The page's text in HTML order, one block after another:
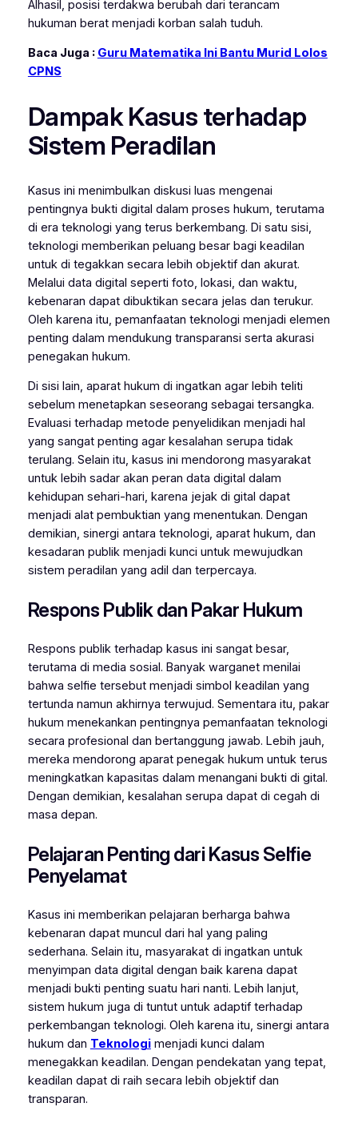
Alhasil, posisi terdakwa berubah dari terancam
hukuman berat menjadi korban salah tuduh.
Baca Juga : Guru Matematika Ini Bantu Murid Lolos
CPNS
Dampak Kasus terhadap
Sistem Peradilan
Kasus ini menimbulkan diskusi luas mengenai
pentingnya bukti digital dalam proses hukum, terutama
di era teknologi yang terus berkembang. Di satu sisi,
teknologi memberikan peluang besar bagi keadilan
untuk di tegakkan secara lebih objektif dan akurat.
Melalui data digital seperti foto, lokasi, dan waktu,
kebenaran dapat dibuktikan secara jelas dan terukur.
Oleh karena itu, pemanfaatan teknologi menjadi elemen
penting dalam mendukung transparansi serta akurasi
penegakan hukum.
Di sisi lain, aparat hukum di ingatkan agar lebih teliti
sebelum menetapkan seseorang sebagai tersangka.
Evaluasi terhadap metode penyelidikan menjadi hal
yang sangat penting agar kesalahan serupa tidak
terulang. Selain itu, kasus ini mendorong masyarakat
untuk lebih sadar akan peran data digital dalam
kehidupan sehari-hari, karena jejak di gital dapat
menjadi alat pembuktian yang menentukan. Dengan
demikian, sinergi antara teknologi, aparat hukum, dan
kesadaran publik menjadi kunci untuk mewujudkan
sistem peradilan yang adil dan terpercaya.
Respons Publik dan Pakar Hukum
Respons publik terhadap kasus ini sangat besar,
terutama di media sosial. Banyak warganet menilai
bahwa selfie tersebut menjadi simbol keadilan yang
tertunda namun akhirnya terwujud. Sementara itu, pakar
hukum menekankan pentingnya pemanfaatan teknologi
secara profesional dan bertanggung jawab. Lebih jauh,
mereka mendorong aparat penegak hukum untuk terus
meningkatkan kapasitas dalam menangani bukti di gital.
Dengan demikian, kesalahan serupa dapat di cegah di
masa depan.
Pelajaran Penting dari Kasus Selfie
Penyelamat
Kasus ini memberikan pelajaran berharga bahwa
kebenaran dapat muncul dari hal yang paling
sederhana. Selain itu, masyarakat di ingatkan untuk
menyimpan data digital dengan baik karena dapat
menjadi bukti penting suatu hari nanti. Lebih lanjut,
sistem hukum juga di tuntut untuk adaptif terhadap
perkembangan teknologi. Oleh karena itu, sinergi antara
hukum dan Teknologimenjadi kunci dalam
menegakkan keadilan. Dengan pendekatan yang tepat,
keadilan dapat di raih secara lebih objektif dan
transparan.